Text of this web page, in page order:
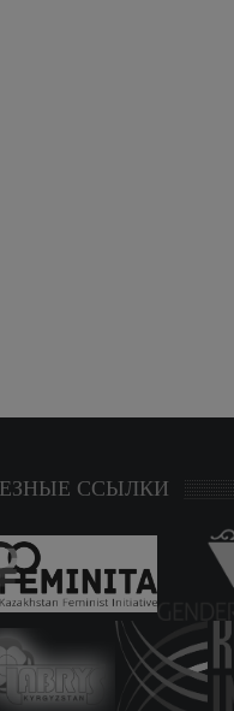
ССЫЛКИ